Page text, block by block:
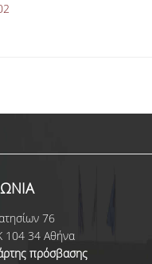
ΕΡΕΥΝΗΤΙΚΕΣ
ΕΠΙΣΤΗΜΟΝΙΚΑ ΣΥΝΕΔΡΙΑ
76
104 34 Αθήνα
πρόσβασης